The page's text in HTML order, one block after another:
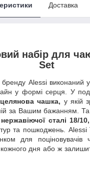
Доставка
набір для
Set
бренду Alessi виконаний у
у формі серця. У
чашка, у якій
за Вашим бажанням.
сталі 18/10,
та пошкоджень.
для
кожного дня або ж